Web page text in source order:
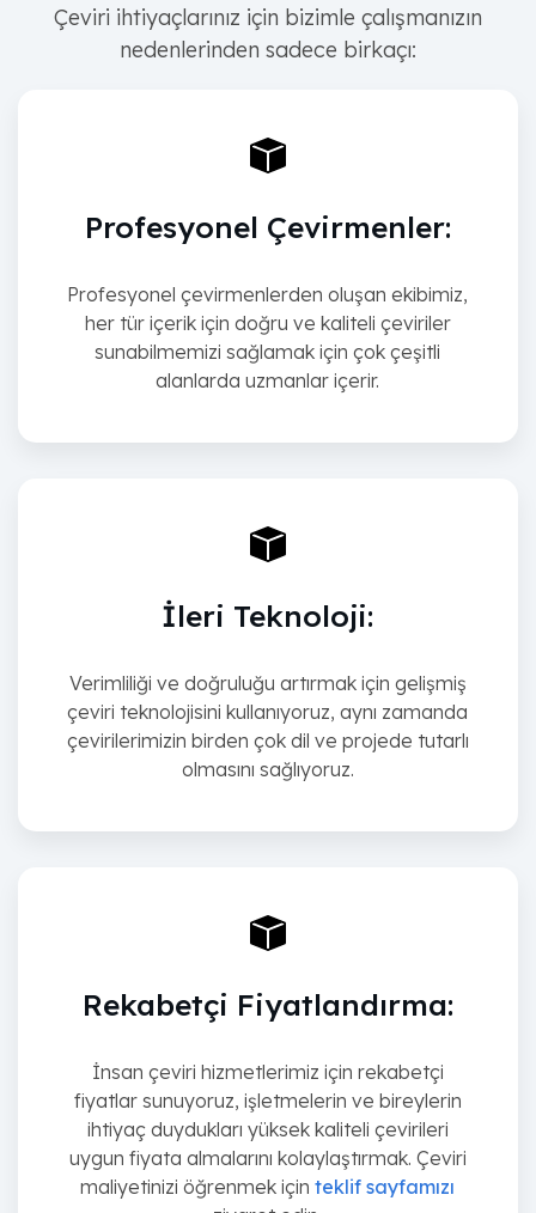
Çeviri ihtiyaçlarınız için bizimle çalışmanızın
nedenlerinden sadece birkaçı:
Profesyonel Çevirmenler:
Profesyonel çevirmenlerden oluşan ekibimiz,
her tür içerik için doğru ve kaliteli çeviriler
sunabilmemizi sağlamak için çok çeşitli
alanlarda uzmanlar içerir.
İleri Teknoloji:
Verimliliği ve doğruluğu artırmak için gelişmiş
çeviri teknolojisini kullanıyoruz, aynı zamanda
çevirilerimizin birden çok dil ve projede tutarlı
olmasını sağlıyoruz.
Rekabetçi Fiyatlandırma:
İnsan çeviri hizmetlerimiz için rekabetçi
fiyatlar sunuyoruz, işletmelerin ve bireylerin
ihtiyaç duydukları yüksek kaliteli çevirileri
uygun fiyata almalarını kolaylaştırmak. Çeviri
maliyetinizi öğrenmek için teklif sayfamızı